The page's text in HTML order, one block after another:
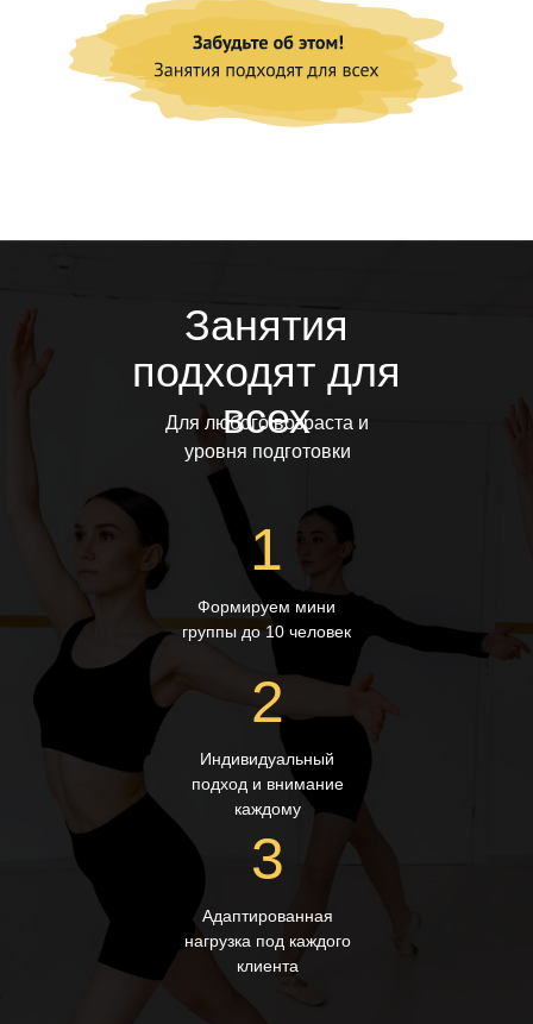
1
Формируем мини
группы до 10 человек
2
Индивидуальный
подход и внимание
каждому
3
Адаптированная
нагрузка под каждого
клиента
Занятия
подходят для
всех
Для любого возраста и
уровня подготовки
Все мы разные.